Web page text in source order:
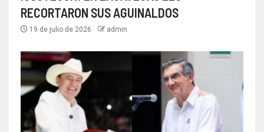
RECORTARON SUS AGUINALDOS
19 de julio de 2026 admin